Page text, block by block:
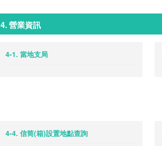
4. 營業資訊
4-1. 當地支局
4-4. 信筒(箱)設置地點查詢